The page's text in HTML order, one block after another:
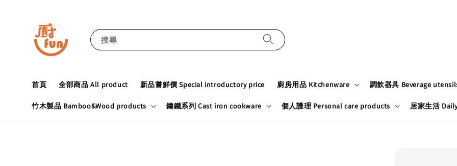
搜尋
首頁 全部商品 All product 新品嘗鮮價 Special introductory price 廚房用品 Kitchenware 調飲器具 Beverage
竹木製品 Bamboo&Wood products 鑄鐵系列 Cast iron cookware 個人護理 Personal care products 居家生活